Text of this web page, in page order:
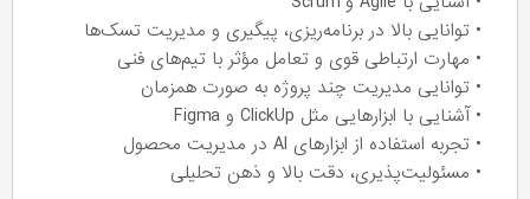
• توانایی بالا در برنامه‌ریزی، پیگیری و مدیریت تسک‌ها
• مهارت ارتباطی قوی و تعامل مؤثر با تیم‌های فنی
• توانایی مدیریت چند پروژه به صورت همزمان
• آشنایی با ابزارهایی مثل ClickUp و Figma
• تجربه استفاده از ابزارهای AI در مدیریت محصول
• مسئولیت‌پذیری، دقت بالا و ذهن تحلیلی